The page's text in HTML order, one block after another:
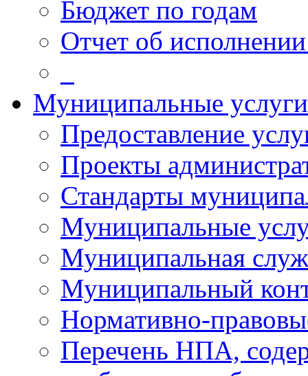
Бюджет по годам
Отчет об
Муниципальные услуги
Предоставление
Проекты
Стандарты
Муниципальные
Муниципальная
Муниципальный
Нормативно-
Перечень НПА,